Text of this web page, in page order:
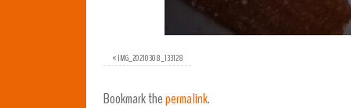
«IMG_20210308_133128
Bookmark thepermalink.